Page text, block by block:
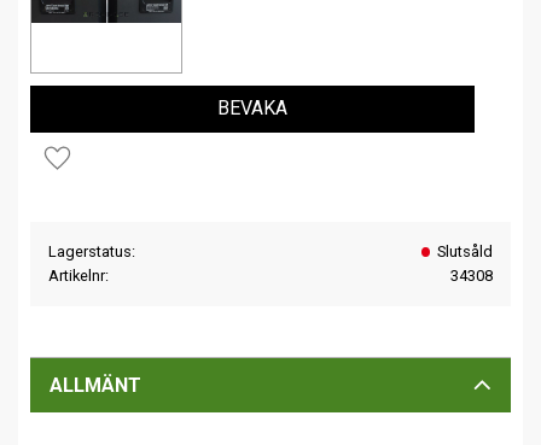
Lägg till i favoriter
BEVAKA
Lagerstatus
Slutsåld
Artikelnr
34308
ALLMÄNT